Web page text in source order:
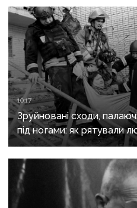
10:17
Зруйновані сходи,
під ногами: як рятували
багатоповерхівки в